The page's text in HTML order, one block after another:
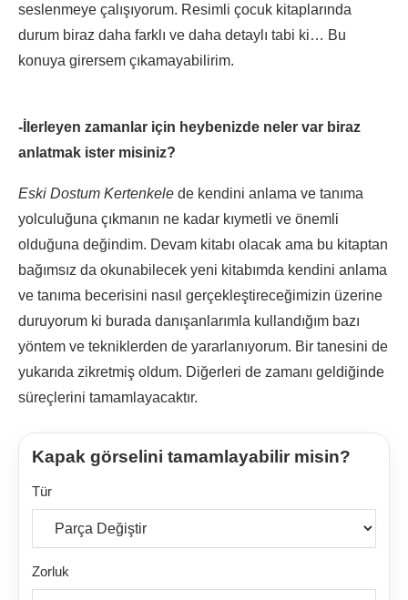
seslenmeye çalışıyorum. Resimli çocuk kitaplarında
durum biraz daha farklı ve daha detaylı tabi ki… Bu
konuya girersem çıkamayabilirim.
-İlerleyen zamanlar için heybenizde neler var biraz
anlatmak ister misiniz?
Eski Dostum Kertenkele de kendini anlama ve tanıma
yolculuğuna çıkmanın ne kadar kıymetli ve önemli
olduğuna değindim. Devam kitabı olacak ama bu kitaptan
bağımsız da okunabilecek yeni kitabımda kendini anlama
ve tanıma becerisini nasıl gerçekleştireceğimizin üzerine
duruyorum ki burada danışanlarımla kullandığım bazı
yöntem ve tekniklerden de yararlanıyorum. Bir tanesini de
yukarıda zikretmiş oldum. Diğerleri de zamanı geldiğinde
süreçlerini tamamlayacaktır.
Kapak görselini tamamlayabilir misin?
Tür
Zorluk